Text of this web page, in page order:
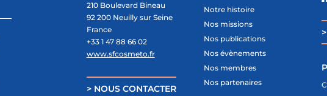
210 Boulevard Bineau
92 200 Neuilly sur Seine
France
+33 1 47 88 66 02
www.sfcosmeto.fr
> NOUS CONTACTER
Notre histoire
Nos missions
Nos publications
Nos évènements
Nos membres
Nos partenaires